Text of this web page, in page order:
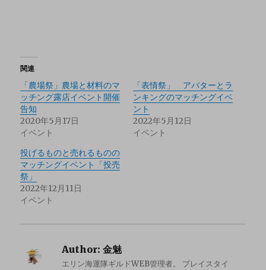
関連
「農場祭」農場と材料のマ
ッチング露店イベント開催
告知
2020年5月17日
イベント
「表情祭」 アバターとラ
ンキングのマッチングイベ
ント
2022年5月12日
イベント
投げるものと売れるものの
マッチングイベント「投売
祭」
2022年12月11日
イベント
Author: 金魅
エリン海運隊ギルドWEB管理者。 プレイスタイ